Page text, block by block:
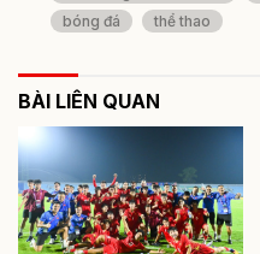
bóng đá
thể thao
BÀI LIÊN QUAN